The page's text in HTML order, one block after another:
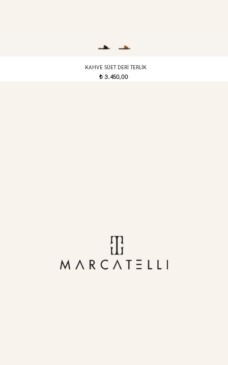
KAHVE SÜET DERI TERLIK
t3.450,00